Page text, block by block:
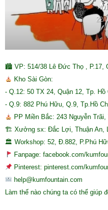
22/
🏙 VP: 514/38 Lê Đức Thọ , P.17,
Kho Sài Gòn:
- Q.12: 50 TX 24, Quận 12, Tp. Hồ
- Q.9: 882 Phú Hữu, Q.9, Tp.Hồ
PP Miền Bắc: 243 Nguyễn
🏗 Xưởng sx: Đắc Lợi, Thuận An,
🏛 Workshop: 52, Đ.882, P.Phú
Fanpage: facebook.com/
Pinterest: pinterest.com/
help@kumfountain.com
Làm thế nào chúng ta có thể giúp